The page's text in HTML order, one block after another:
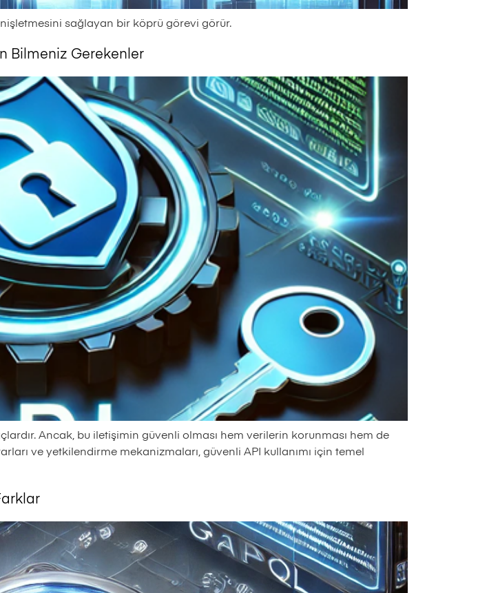
sağlayan bir köprü görevi görür.
Bilmeniz Gerekenler
Ancak, bu iletişimin güvenli olması hem verilerin korunması hem de
ve yetkilendirme mekanizmaları, güvenli API kullanımı için temel